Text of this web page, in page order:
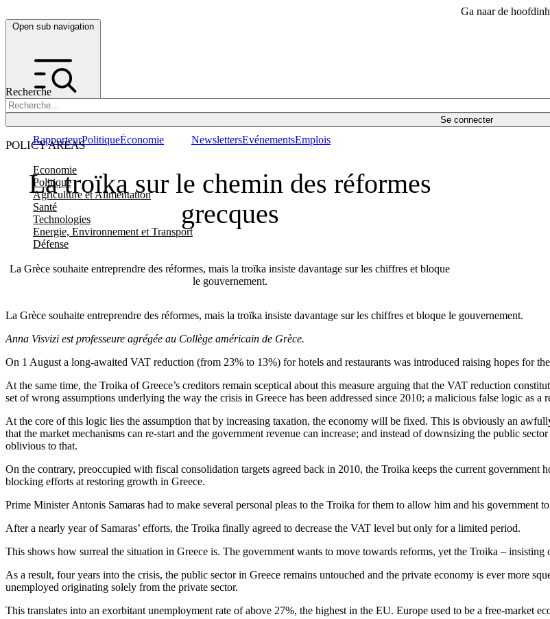
Ga naar de
Open sub navigation
Recherche
Se connecter
POLICY AREAS
Economie
Politique
Agriculture et Alimentation
Santé
Technologies
Energie, Environnement et Transport
Défense
RapporteurPolitiqueÉconomie NewslettersEvénementsEmplois
La troïka sur le chemin des réformes
grecques
La Grèce souhaite entreprendre des réformes, mais la troïka insiste davantage sur les chiffres et bloque
le gouvernement.
La Grèce souhaite entreprendre des réformes, mais la troïka insiste davantage sur les chiffres et bloque le gouvernement.
Anna Visvizi est professeure agrégée au Collège américain de Grèce.
On 1 August a long-awaited VAT reduction (from 23% to 13%) for hotels and restaurants was introduced raising hopes for
At the same time, the Troika of Greece’s creditors remain sceptical about this measure arguing that the VAT reduction
set of wrong assumptions underlying the way the crisis in Greece has been addressed since 2010; a malicious false logic as
At the core of this logic lies the assumption that by increasing taxation, the economy will be fixed. This is obviously an
that the market mechanisms can re-start and the government revenue can increase; and instead of downsizing the public
oblivious to that.
On the contrary, preoccupied with fiscal consolidation targets agreed back in 2010, the Troika keeps the current
blocking efforts at restoring growth in Greece.
Prime Minister Antonis Samaras had to make several personal pleas to the Troika for them to allow him and his government
After a nearly year of Samaras’ efforts, the Troika finally agreed to decrease the VAT level but only for a limited period.
This shows how surreal the situation in Greece is. The government wants to move towards reforms, yet the Troika –
As a result, four years into the crisis, the public sector in Greece remains untouched and the private economy is ever more
unemployed originating solely from the private sector.
This translates into an exorbitant unemployment rate of above 27%, the highest in the EU. Europe used to be a free-market